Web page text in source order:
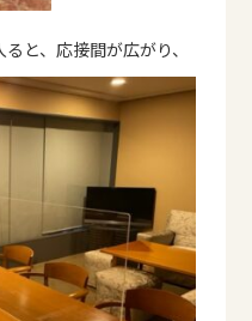
と、応接間が広がり、